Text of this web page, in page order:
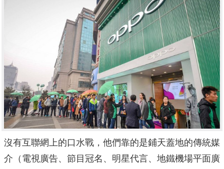
沒有互聯網上的口水戰，他們靠的是鋪天蓋地的傳統媒
介（電視廣告、節目冠名、明星代言、地鐵機場平面廣